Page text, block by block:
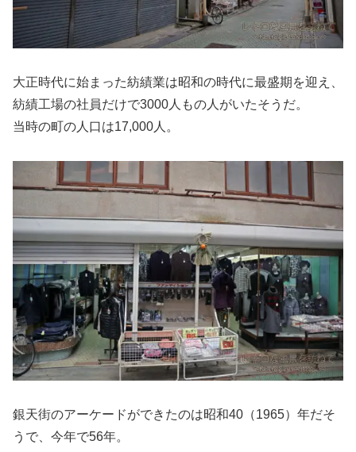
大正時代に始まった紡績業は昭和の時代に最盛期を迎え、
紡績工場の社員だけで3000人もの人がいたそうだ。
当時の町の人口は17,000人。
銀天街のアーケードができたのは昭和40（1965）年だそ
うで、今年で56年。